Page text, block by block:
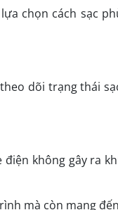
chọn cách sạc
dõi trạng thái
không gây ra
mà còn mang